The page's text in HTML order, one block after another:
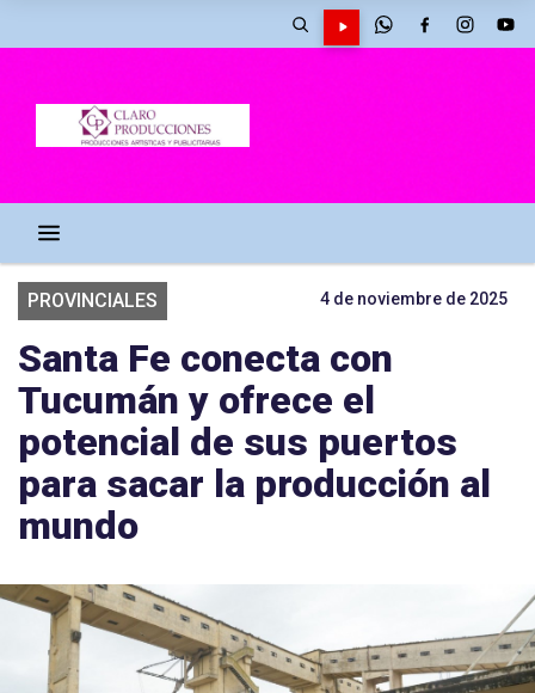
PROVINCIALES 4 de noviembre de 2025
Santa Fe conecta con
Tucumán y ofrece el
potencial de sus puertos
para sacar la producción al
mundo